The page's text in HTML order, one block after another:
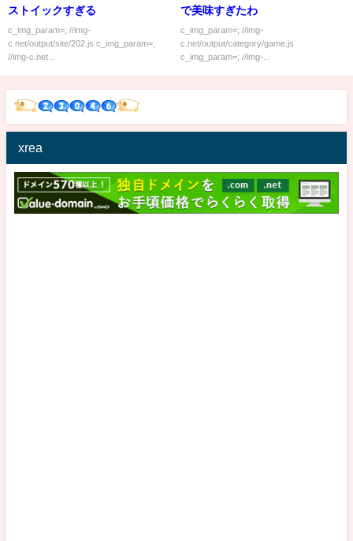
ストイックすぎる
c_img_param=; //img-
c.net/output/site/202.js c_img_param=;
//img-c.net...
で美味すぎたわ
c_img_param=; //img-
c.net/output/category/game.js
c_img_param=; //img-...
xrea